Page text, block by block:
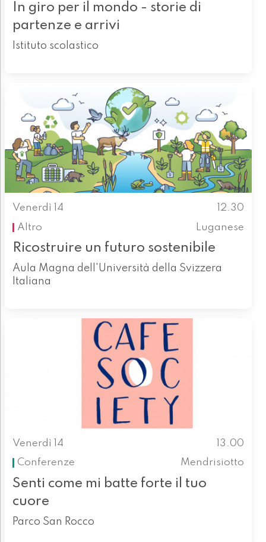
In giro per il mondo - storie di
partenze e arrivi
Istituto scolastico
Venerdì 14
12.30
Altro
Luganese
Ricostruire un futuro sostenibile
Aula Magna dell'Università della Svizzera
Italiana
Venerdì 14
13.00
Conferenze
Mendrisiotto
Senti come mi batte forte il tuo
cuore
Parco San Rocco